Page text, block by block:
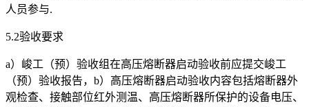
人员参与.
5.2验收要求
a）峻工（预）验收组在高压熔断器启动验收前应提交峻工
（预）验收报告，b）高压熔断器启动验收内容包括熔断器外
观检查、接触部位红外测温、高压熔断器所保护的设备电压、